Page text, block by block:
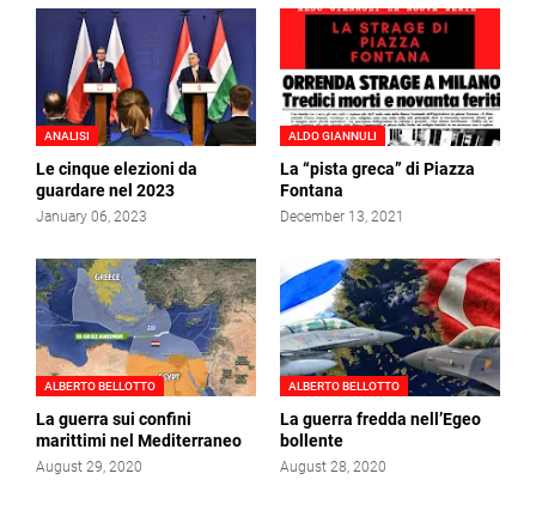
ANALISI
Le cinque elezioni da
guardare nel 2023
January 06, 2023
ALDO GIANNULI
La “pista greca” di Piazza
Fontana
December 13, 2021
ALBERTO BELLOTTO
La guerra sui confini
marittimi nel Mediterraneo
August 29, 2020
ALBERTO BELLOTTO
La guerra fredda nell’Egeo
bollente
August 28, 2020